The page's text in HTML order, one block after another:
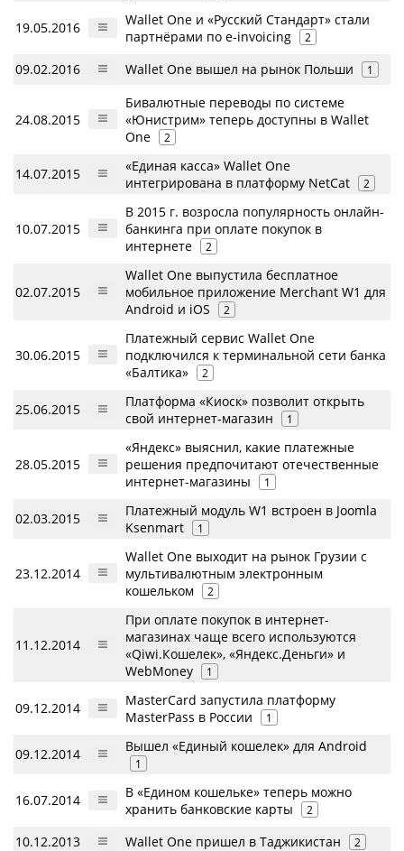
19.05.2016
Wallet One и «Русский Стандарт» стали
партнёрами по e-invoicing
2
09.02.2016 Wallet One вышел на рынок Польши 1
24.08.2015
Бивалютные переводы по системе
«Юнистрим» теперь доступны в Wallet
One
2
14.07.2015
«Единая касса» Wallet One
интегрирована в платформу NetCat
2
10.07.2015
В 2015 г. возросла популярность онлайн-
банкинга при оплате покупок в
интернете
2
02.07.2015
Wallet One выпустила бесплатное
мобильное приложение Merchant W1 для
Android и iOS
2
30.06.2015
Платежный сервис Wallet One
подключился к терминальной сети банка
«Балтика»
2
25.06.2015
Платформа «Киоск» позволит открыть
свой интернет-магазин
1
28.05.2015
«Яндекс» выяснил, какие платежные
решения предпочитают отечественные
интернет-магазины
1
02.03.2015
Платежный модуль W1 встроен в Joomla
Ksenmart
1
23.12.2014
Wallet One выходит на рынок Грузии с
мультивалютным электронным
кошельком
2
11.12.2014
При оплате покупок в интернет-
магазинах чаще всего используются
«Qiwi.Кошелек», «Яндекс.Деньги» и
WebMoney
1
09.12.2014
MasterCard запустила платформу
MasterPass в России
1
09.12.2014 Вышел «Единый кошелек» для Android
1
16.07.2014
В «Едином кошельке» теперь можно
хранить банковские карты
2
10.12.2013 Wallet One пришел в Таджикистан 2